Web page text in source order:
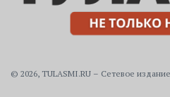
© 2026, TULASMI.RU – Сетевое